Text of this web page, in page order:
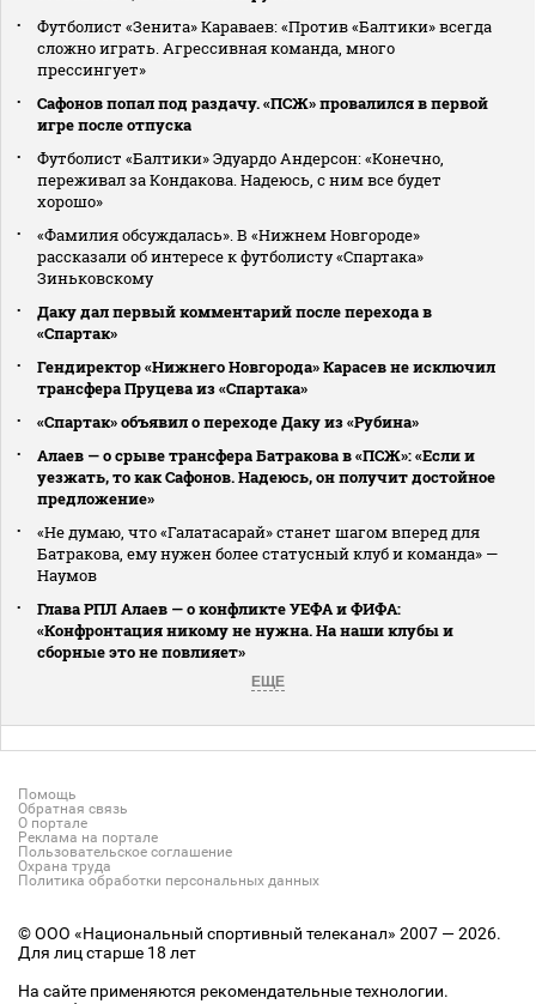
Футболист «Зенита» Караваев: «Против «Балтики» всегда
сложно играть. Агрессивная команда, много
прессингует»
Сафонов попал под раздачу. «ПСЖ» провалился в первой
игре после отпуска
Футболист «Балтики» Эдуардо Андерсон: «Конечно,
переживал за Кондакова. Надеюсь, с ним все будет
хорошо»
«Фамилия обсуждалась». В «Нижнем Новгороде»
рассказали об интересе к футболисту «Спартака»
Зиньковскому
Даку дал первый комментарий после перехода в
«Спартак»
Гендиректор «Нижнего Новгорода» Карасев не исключил
трансфера Пруцева из «Спартака»
«Спартак» объявил о переходе Даку из «Рубина»
Алаев — о срыве трансфера Батракова в «ПСЖ»: «Если и
уезжать, то как Сафонов. Надеюсь, он получит достойное
предложение»
«Не думаю, что «Галатасарай» станет шагом вперед для
Батракова, ему нужен более статусный клуб и команда» —
Наумов
Глава РПЛ Алаев — о конфликте УЕФА и ФИФА:
«Конфронтация никому не нужна. На наши клубы и
сборные это не повлияет»
ЕЩЕ
Помощь
Обратная связь
О портале
Реклама на портале
Пользовательское соглашение
Охрана труда
Политика обработки персональных данных
© ООО «Национальный спортивный телеканал» 2007 — 2026.
Для лиц старше 18 лет
На сайте применяются рекомендательные технологии.